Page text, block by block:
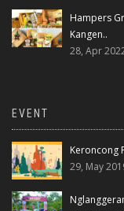
Hampers
Kangen..
28, Apr
EVENT
Keroncong
29, May